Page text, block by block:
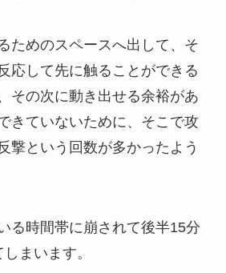
ためのスペースへ出して、そ
応して先に触ることができる
その次に動き出せる余裕があ
きていないために、そこで攻
撃という回数が多かったよう
る時間帯に崩されて後半15分
まいます。